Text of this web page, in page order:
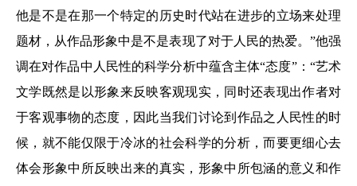
他是不是在那一个特定的历史时代站在进步的立场来处理
题材，从作品形象中是不是表现了对于人民的热爱。”他强
调在对作品中人民性的科学分析中蕴含主体“态度”：“艺术
文学既然是以形象来反映客观现实，同时还表现出作者对
于客观事物的态度，因此当我们讨论到作品之人民性的时
候，就不能仅限于冷冰的社会科学的分析，而要更细心去
体会形象中所反映出来的真实，形象中所包涵的意义和作